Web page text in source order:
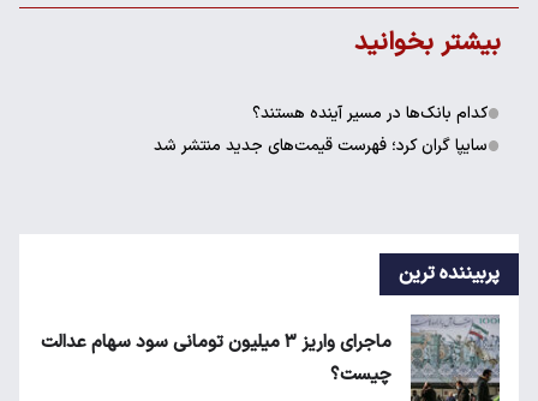
بیشتر بخوانید
کدام بانک‌ها در مسیر آینده هستند؟
سایپا گران کرد؛ فهرست قیمت‌های جدید منتشر شد
پربیننده ترین
ماجرای واریز ۳ میلیون تومانی سود سهام عدالت
چیست؟